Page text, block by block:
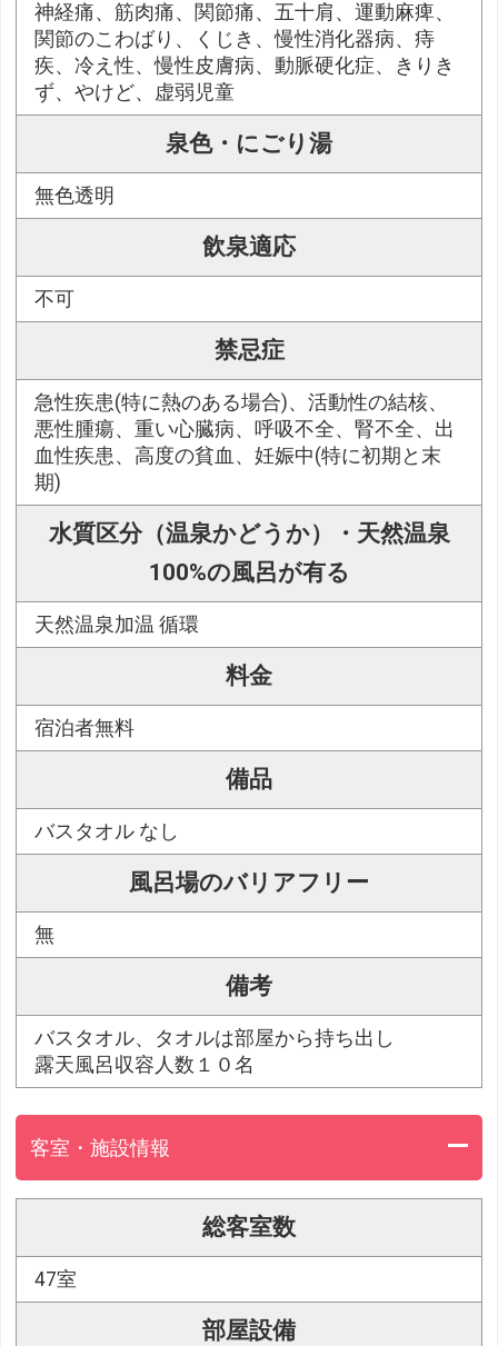
神経痛、筋肉痛、関節痛、五十肩、運動麻痺、
関節のこわばり、くじき、慢性消化器病、痔
疾、冷え性、慢性皮膚病、動脈硬化症、きりき
ず、やけど、虚弱児童
泉色・にごり湯
無色透明
飲泉適応
不可
禁忌症
急性疾患(特に熱のある場合)、活動性の結核、
悪性腫瘍、重い心臓病、呼吸不全、腎不全、出
血性疾患、高度の貧血、妊娠中(特に初期と末
期)
水質区分（温泉かどうか）・天然温泉
100%の風呂が有る
天然温泉加温 循環
料金
宿泊者無料
備品
バスタオル なし
風呂場のバリアフリー
無
備考
バスタオル、タオルは部屋から持ち出し
露天風呂収容人数１０名
客室・施設情報
総客室数
47室
部屋設備